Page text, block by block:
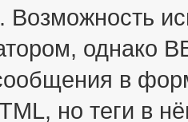
однако
в
но теги в